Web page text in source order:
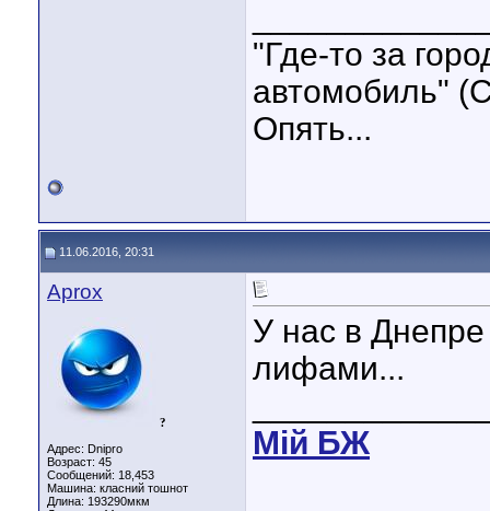
"Где-то за
автомобиль"
Опять...
11.06.2016, 20:31
Aprox
?
Адрес: Dnipro
Возраст: 45
Сообщений: 18,453
Машина: класний тошнот
Длина: 193290мкм
У нас в
лифами...
Мiй БЖ